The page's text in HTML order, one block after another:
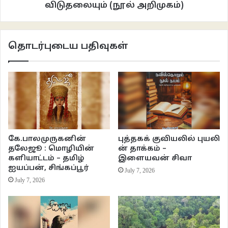
நேரடியாகச் சொன்னால் இன்றைக்கு பால் தினகரன் மற்றும் அவரைப்போல
இருப்பவர்கள் செய்யும் அழிச்சாட்டியங்கள், மற்றும் தகிடுதத்தங்கள்தான் படமே.
அவர்கள் நிகழ்த்துவது பிரார்த்தனைக் கூட்டங்கள் அல்ல. கடவுளின் பெயரால்
நம்பிக்கையை, பணத்தை அறுவடை செய்வது. இங்கே எழைகள் முதல்
பணக்கார்கள் வரை கணிசமானவர்களுக்கு கடவுள்தான் ஒரே நம்பிக்கை
எனும்பொழுது..அற்புதங்கள் நிகழ்ந்துவிடாதா எனக் காத்திருக்கும் போது..
கடவுளின் பெயரால் அற்புதங்கள் நிகழ்த்துகிறோம் என்று யார் கிளம்பி வந்தாலும்
விடுதலையும் (நூல் அறிமுகம்)
தொடர்புடைய பதிவுகள்
கே.பாலமுருகனின்
தலேஜூ : மொழியின்
களியாட்டம் – தமிழ்
ஐயப்பன், சிங்கப்பூர்
July 7, 2026
புத்தகக் குவியலில் புயலி
ன் தாக்கம் –
இளையவன் சிவா
July 7, 2026